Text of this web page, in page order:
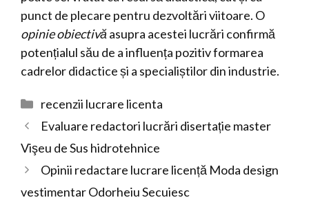
punct de plecare pentru dezvoltări viitoare. O
opinie obiectivă asupra acestei lucrări confirmă
potențialul său de a influența pozitiv formarea
cadrelor didactice și a specialiștilor din industrie.
Categorii
recenzii lucrare licenta
Evaluare redactori lucrări disertație master
Vişeu de Sus hidrotehnice
Opinii redactare lucrare licență Moda design
vestimentar Odorheiu Secuiesc